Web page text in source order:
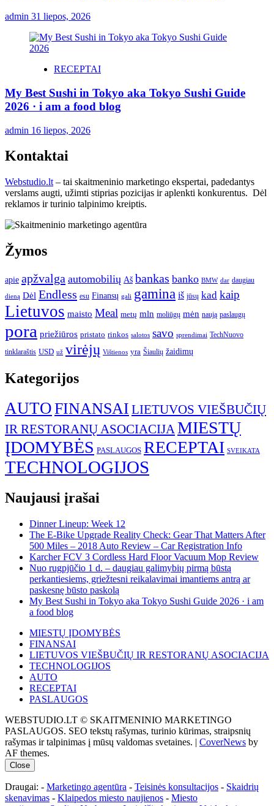
admin 31 liepos, 2026
RECEPTAI
My Best Sushi in Tokyo aka Tokyo Sushi Guide
2026 · i am a food blog
admin 16 liepos, 2026
Kontaktai
Webstudio.lt – tai skaitmeninio marketingo ekspertai, padedantys
verslams augti, užimti stiprias pozicijas ir aplenkti konkurentus. Dėl
reklamos ir turinio talpinimo kreiptis.
Žymos
apie apžvalga automobilių Aš bankas banko BMW dar daugiau
dieną Dėl Endless esu Finansų gali gamina iš jūsų kad kaip
Lietuvos maisto Meal metų mln moliūgų mėn naują paslaugų
pora priežiūros pristato rinkos salotos savo sprendimai TechNuovo
tinklaraštis USD už virėjų Vištienos yra Šiaulių žaidimų
Kategorijos
AUTOFINANSAI LIETUVOS VIEŠBUČIŲ
IR RESTORANŲ ASOCIACIJAMIESTŲ
ĮDOMYBĖS PASLAUGOS RECEPTAI SVEIKATA
TECHNOLOGIJOS
Naujausi įrašai
Dinner Lineup: Week 12
The E-Bike Upgrade Reality Check: Gear That Matters After
500 Miles – 2018 Auto Review – Car Registration Info
Karcher FCV 3 Cordless Hard Floor Vacuum Mop Review
Nuo rugpjūčio 1 d. – daugiau galimybių pirmą būstą
perkantiesiems, griežtesni reikalavimai imantiems antrą ar
paskesnę būsto paskolą
My Best Sushi in Tokyo aka Tokyo Sushi Guide 2026 · i am
a food blog
MIESTŲ ĮDOMYBĖS
FINANSAI
LIETUVOS VIEŠBUČIŲ IR RESTORANŲ ASOCIACIJA
TECHNOLOGIJOS
AUTO
RECEPTAI
PASLAUGOS
WEBSTUDIO.LT © SKAITMENINIO MARKETINGO
PASLAUGOS. SEO tekstų rašymas, turinio kūrimas, straipsnių
rašymas ir talpinimas į mūsų valdomas svetaines. | CoverNews by
AF themes.
Close
Draugai: - Marketingo agentūra - Teisinės konsultacijos - Skaidrių
skenavimas - Klaipedos miesto naujienos - Miesto